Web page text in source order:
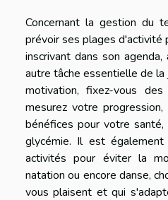
Concernant la gestion du
prévoir ses plages d'activité
inscrivant dans son
autre tâche essentielle de la
motivation, fixez-vous
mesurez votre
bénéfices pour votre
glycémie. Il est
activités pour éviter la
natation ou encore danse,
vous plaisent et qui